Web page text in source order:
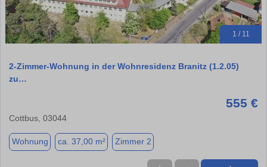
1 / 11
2-Zimmer-Wohnung in der Wohnresidenz Branitz (1.2.05)
zu…
555 €
Cottbus, 03044
Wohnung ca. 37,00 m² Zimmer 2